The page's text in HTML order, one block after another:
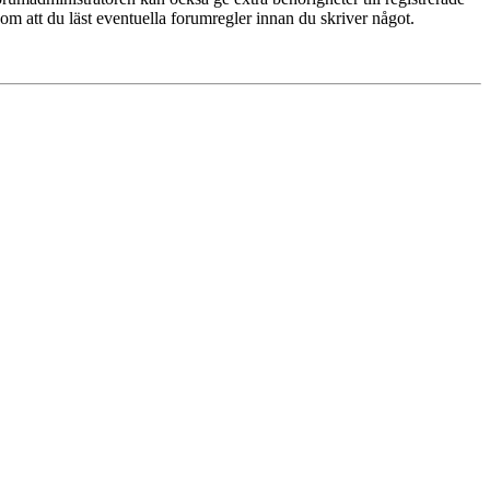
att du läst eventuella forumregler innan du skriver något.